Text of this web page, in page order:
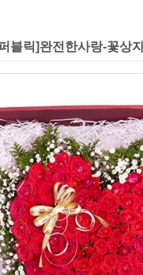
블릭]완전한사랑-꽃상